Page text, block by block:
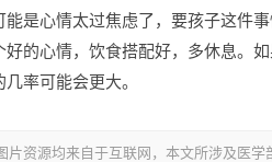
是心情太过焦虑了，要孩子这件
的心情，饮食搭配好，多休息。
率可能会更大。
片资源均来自于互联网，本文所涉及医